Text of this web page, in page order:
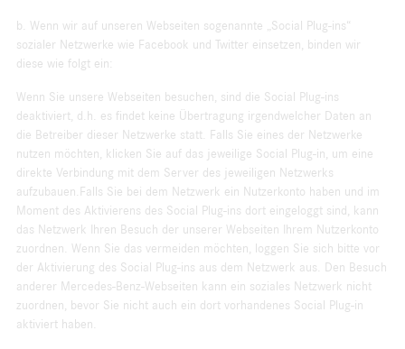
b. Wenn wir auf unseren Webseiten sogenannte „Social Plug-ins“
sozialer Netzwerke wie Facebook und Twitter einsetzen, binden wir
diese wie folgt ein:
Wenn Sie unsere Webseiten besuchen, sind die Social Plug-ins
deaktiviert, d.h. es findet keine Übertragung irgendwelcher Daten an
die Betreiber dieser Netzwerke statt. Falls Sie eines der Netzwerke
nutzen möchten, klicken Sie auf das jeweilige Social Plug-in, um eine
direkte Verbindung mit dem Server des jeweiligen Netzwerks
aufzubauen.Falls Sie bei dem Netzwerk ein Nutzerkonto haben und im
Moment des Aktivierens des Social Plug-ins dort eingeloggt sind, kann
das Netzwerk Ihren Besuch der unserer Webseiten Ihrem Nutzerkonto
zuordnen. Wenn Sie das vermeiden möchten, loggen Sie sich bitte vor
der Aktivierung des Social Plug-ins aus dem Netzwerk aus. Den Besuch
anderer Mercedes-Benz-Webseiten kann ein soziales Netzwerk nicht
zuordnen, bevor Sie nicht auch ein dort vorhandenes Social Plug-in
aktiviert haben.